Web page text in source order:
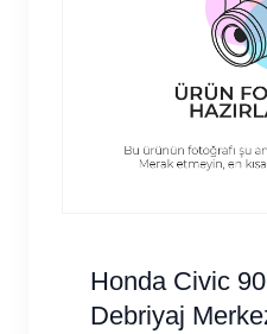
Honda Civic
Debriyaj